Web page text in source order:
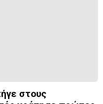
στους